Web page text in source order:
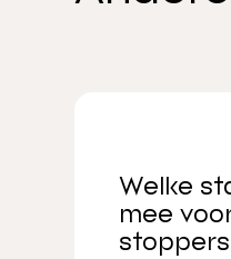
Welke
mee